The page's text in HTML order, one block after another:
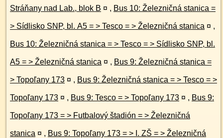
Stráňany nad Lab., blok B ¤ , Bus 10: Železničná stanica =
> Sídlisko SNP, bl. A5 = > Tesco = > Železničná stanica ¤ ,
Bus 10: Železničná stanica = > Tesco = > Sídlisko SNP, bl.
A5 = > Železničná stanica ¤ , Bus 9: Železničná stanica =
> Topoľany 173 ¤ , Bus 9: Železničná stanica = > Tesco = >
Topoľany 173 ¤ , Bus 9: Tesco = > Topoľany 173 ¤ , Bus 9:
Topoľany 173 = > Futbalový štadión = > Železničná
stanica ¤ , Bus 9: Topoľany 173 = > I. ZŠ = > Železničná